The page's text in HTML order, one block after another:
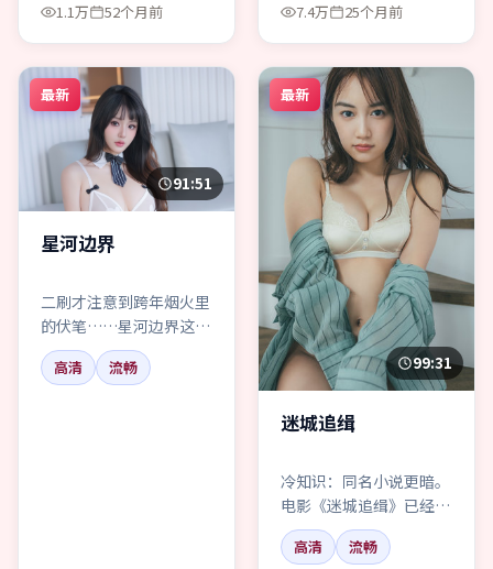
1.1万
52个月前
7.4万
25个月前
最新
91:51
星河边界
二刷才注意到跨年烟火里
的伏笔……星河边界这种
喜剧，细节控会疯，路人
可能睡。
高清 流畅
最新
99:31
迷城追缉
冷知识：同名小说更暗。
电影《迷城追缉》已经温
柔许多，但战争底色仍
在，别当甜宠看。
高清
流畅